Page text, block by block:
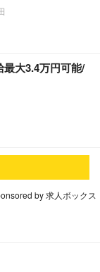
大3.4万円可能/
by 求人ボックス